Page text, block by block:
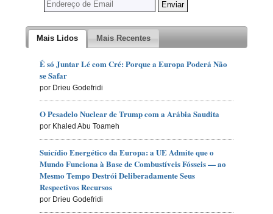
Mais Lidos Mais Recentes
É só Juntar Lé com Cré: Porque a Europa Poderá Não
se Safar
por Drieu Godefridi
O Pesadelo Nuclear de Trump com a Arábia Saudita
por Khaled Abu Toameh
Suicídio Energético da Europa: a UE Admite que o
Mundo Funciona à Base de Combustíveis Fósseis — ao
Mesmo Tempo Destrói Deliberadamente Seus
Respectivos Recursos
por Drieu Godefridi